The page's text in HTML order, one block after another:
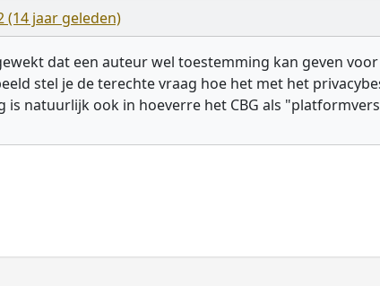
(14 jaar geleden)
dat een auteur wel toestemming kan geven
stel je de terechte vraag hoe het met het
is natuurlijk ook in hoeverre het CBG als